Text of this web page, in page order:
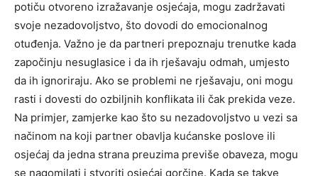
potiču otvoreno izražavanje osjećaja, mogu zadržavati
svoje nezadovoljstvo, što dovodi do emocionalnog
otuđenja. Važno je da partneri prepoznaju trenutke kada
započinju nesuglasice i da ih rješavaju odmah, umjesto
da ih ignoriraju. Ako se problemi ne rješavaju, oni mogu
rasti i dovesti do ozbiljnih konflikata ili čak prekida veze.
Na primjer, zamjerke kao što su nezadovoljstvo u vezi sa
načinom na koji partner obavlja kućanske poslove ili
osjećaj da jedna strana preuzima previše obaveza, mogu
se nagomilati i stvoriti osjećaj gorčine. Kada se takve